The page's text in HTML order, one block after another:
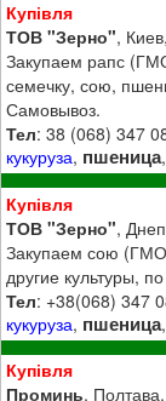
Купівля
ТОВ "Зерно",
Закупаем рапс
семечку, сою,
Самовывоз.
Тел: 38 (068) 347
кукуруза, пшеница
Купівля
ТОВ "Зерно",
Закупаем сою
другие культуры,
Тел: +38(068) 347
кукуруза, пшеница
Купівля
Проминь,